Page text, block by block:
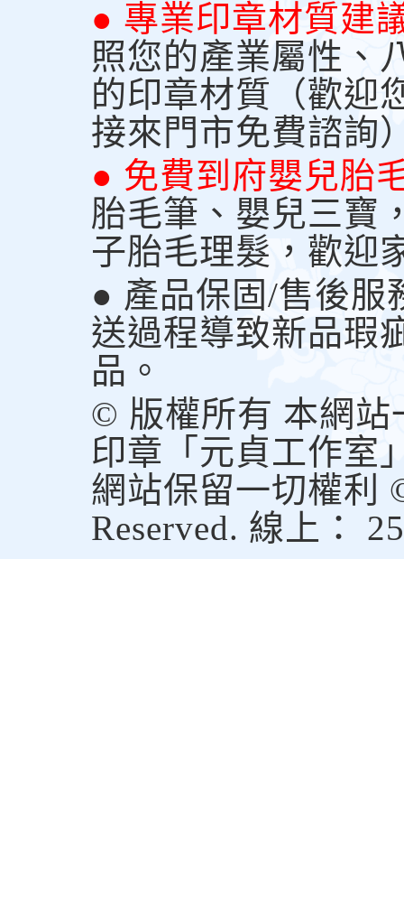
● 專業印章材質建
照您的產業屬性、
的印章材質（歡迎
接來門市免費諮詢
● 免費到府嬰兒胎
胎毛筆、嬰兒三寶
子胎毛理髮，歡迎
● 產品保固/售後服
送過程導致新品瑕
品。
© 版權所有 本網站
印章「元貞工作室
網站保留一切權利
Reserved. 線上： 25